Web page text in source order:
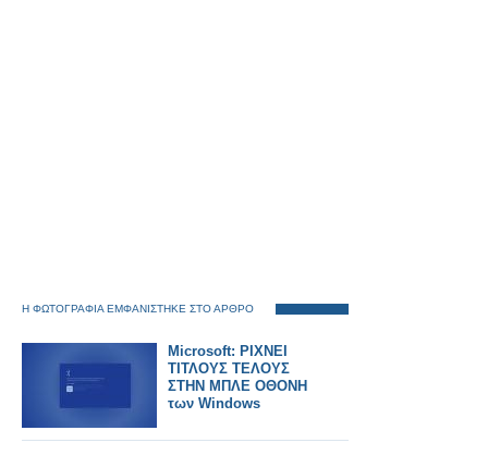
Η ΦΩΤΟΓΡΑΦΙΑ ΕΜΦΑΝΙΣΤΗΚΕ ΣΤΟ ΑΡΘΡΟ
Microsoft: ΡΙΧΝΕΙ
ΤΙΤΛΟΥΣ ΤΕΛΟΥΣ
ΣΤΗΝ ΜΠΛΕ ΟΘΟΝΗ
των Windows